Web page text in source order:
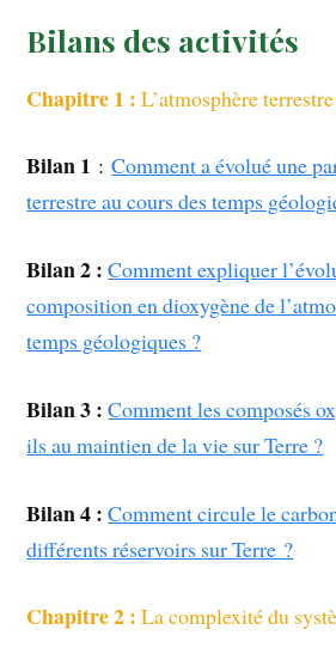
Bilans des activités
Chapitre 1 : L’atmosphère
Bilan 1 :Comment a évolué une
terrestre au cours des temps
Bilan 2 : Comment expliquer
composition en dioxygène de
temps géologiques ?
Bilan 3 : Comment les composés
ils au maintien de la vie sur Terre ?
Bilan 4 : Comment circule le
différents réservoirs sur Terre ?
Chapitre 2 : La complexité du